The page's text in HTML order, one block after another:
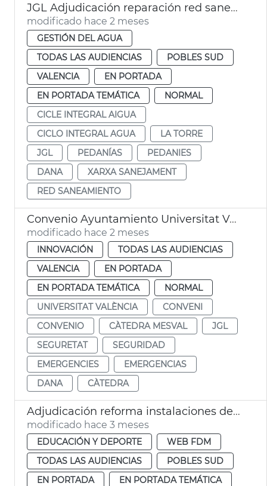
JGL Adjudicación reparación red saneamiento La Torre
modificado hace 2 meses
GESTIÓN DEL AGUA
TODAS LAS AUDIENCIAS
POBLES SUD
VALENCIA
EN PORTADA
EN PORTADA TEMÁTICA
NORMAL
CICLE INTEGRAL AIGUA
CICLO INTEGRAL AGUA
LA TORRE
JGL
PEDANÍAS
PEDANIES
DANA
XARXA SANEJAMENT
RED SANEAMIENTO
Convenio Ayuntamiento Universitat València Cátedra Mesval
modificado hace 2 meses
INNOVACIÓN
TODAS LAS AUDIENCIAS
VALENCIA
EN PORTADA
EN PORTADA TEMÁTICA
NORMAL
UNIVERSITAT VALÈNCIA
CONVENI
CONVENIO
CÀTEDRA MESVAL
JGL
SEGURETAT
SEGURIDAD
EMERGENCIES
EMERGENCIAS
DANA
CÀTEDRA
Adjudicación reforma instalaciones deportivas la Torre València
modificado hace 3 meses
EDUCACIÓN Y DEPORTE
WEB FDM
TODAS LAS AUDIENCIAS
POBLES SUD
EN PORTADA
EN PORTADA TEMÁTICA